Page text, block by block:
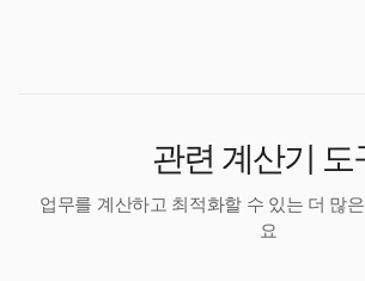
관련 계산기 도
업무를 계산하고 최적화할 수 있는 더 많
요